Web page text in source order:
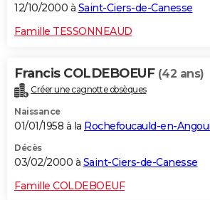
12/10/2000 à Saint-Ciers-de-Canesse
Famille TESSONNEAUD
Francis COLDEBOEUF (42 ans)
Créer une cagnotte obsèques
Naissance
01/01/1958 à la Rochefoucauld-en-
Décès
03/02/2000 à Saint-Ciers-de-Canesse
Famille COLDEBOEUF